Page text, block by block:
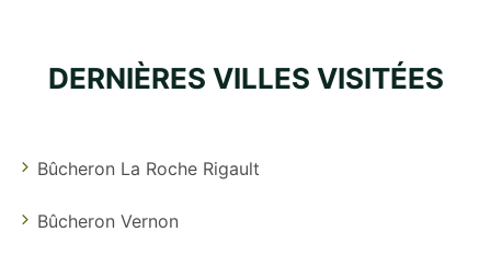
DERNIÈRES VILLES VISITÉES
Bûcheron La Roche Rigault
Bûcheron Vernon